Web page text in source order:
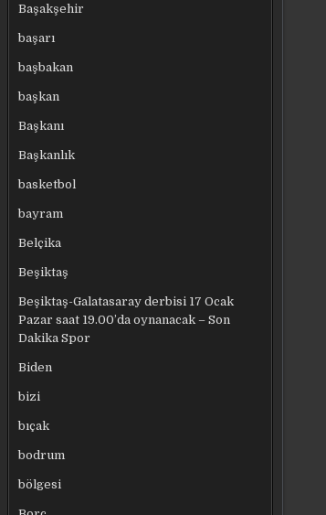
Başakşehir
başarı
başbakan
başkan
Başkanı
Başkanlık
basketbol
bayram
Belçika
Beşiktaş
Beşiktaş-Galatasaray derbisi 17 Ocak
Pazar saat 19.00’da oynanacak – Son
Dakika Spor
Biden
bizi
bıçak
bodrum
bölgesi